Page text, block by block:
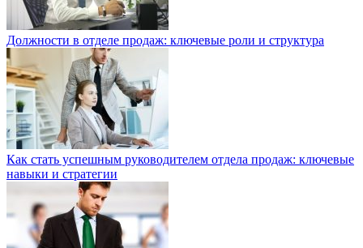
Должности в отделе продаж: ключевые роли и структура
Как стать успешным руководителем отдела продаж: ключевые
навыки и стратегии